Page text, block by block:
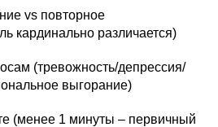
vs повторное
кардинально различается)
(тревожность/депрессия/
выгорание)
(менее 1 минуты – первичный